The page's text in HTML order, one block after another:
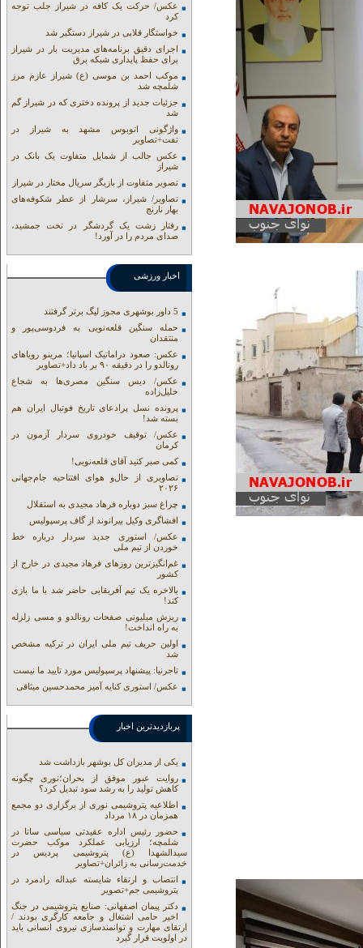
عکس/ حرکت یک کافه در شیراز جلب توجه
کرد
خواستگار قلابی در شیراز دستگیر شد
اجرای دقیق برنامه‌های مدیریت بار در شیراز
برای حفظ پایداری شبکه برق
موکب احمد بن موسی (ع) شیراز عازم مرز
شلمچه شد
جزئیات جدید از پرونده دختری که در شیراز گم
شد
واژگونی اتوبوس مشهد به شیراز در
تفت+تصاویر
عکس جالب از شمایل متفاوت یک بانک در
شیراز
تصویر متفاوت از بازیگر سریال مختار در شیراز
تصاویر/ شیراز، سرشار از عطر شکوفه‌های
بهار نارنج
رفتار زشت یک گردشگر در تخت جمشید،
صدای مردم را در آورد!
اخبار ورزشی
5 داور بوشهری مجوز لیگ برتر گرفتند
حمله سنگین قلعه‌نویی به فردوسی‌پور و
منتقدان
عکس: صعود دراماتیک اسپانیا؛ مرینو رویاهای
رونالدو را در دقیقه ۹۰ بر باد داد+تصاویر
عکس/ دیس سنگین مصری‌ها به شجاع
خلیل‌زاده
پرونده نسل پرادعای تاریخ فوتبال ایران هم
بسته شد!
عکس/ توقیف خودروی سردار آزمون در
کرمان
کمی صبر کنید آقای قلعه‌نویی!
تصاویری از حال‌و هوای افتتاحیه جام‌جهانی
۲۰۲۶
چراغ سبز دوباره فرهاد مجیدی به استقلال
افشاگری وکیل بیرانوند از گاف‌ پرسپولیس
عکس/ استوری جدید سردار درباره خط
خوردن از تیم ملی
غم‌انگیزترین روزهای فرهاد مجیدی در خارج از
کشور
بالاخره یک تیم آفریقایی حاضر شد با ما بازی
کند!
ریزش میلیونی صفحات رونالدو و مسی زلزله
به راه انداخت!
اولین حریف تیم ملی ایران در ترکیه مشخص
شد
تاجرنیا: پیشنهاد پرسپولیس مورد تایید ما نیست
عکس/ استوری کنایه آمیز محمدحسین میثاقی
پربازدیدترین اخبار
یکی از مدیران کل بوشهر بازداشت شد
روایت عبور موفق از بحران؛نوری چگونه
کاهش تولید را به رشد سود تبدیل کرد؟
اطلاعیه پتروشیمی نوری از برگزاری دو مجمع
همزمان در ۱۸ مرداد
حضور رئیس اداره عقیدتی سیاسی ساتا در
شلمچه؛ ارزیابی عملکرد موکب حضرت
سیدالشهدا (ع) پتروشیمی پردیس در
خدمت‌رسانی به زائران+تصاویر
انتصاب و ارتقاء شایسته عبداله رادمرد در
پتروشیمی جم+تصویر
دکتر پیمان اصفهانی: صنایع پتروشیمی در جنگ
اخیر حامی اشتغال و جامعه کارگری بودند /
ارتقای مهارت و توانمندسازی نیروی انسانی باید
در اولویت قرار گیرد